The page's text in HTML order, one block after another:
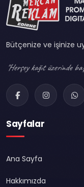
Bütçenize ve işinize
"Herşey kağıt üzerinde
Sayfalar
Ana Sayfa
Hakkımızda